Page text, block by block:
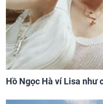
Hồ Ngọc Hà ví Lisa như